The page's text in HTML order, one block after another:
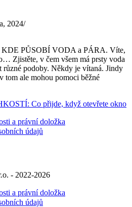
2024
PŮSOBÍ VODA a PÁRA. Víte,
Zjistěte, v čem všem má prsty voda
různé podoby. Někdy je vítaná. Jindy
tom ale mohou pomoci běžné
Co přijde, když otevřete okno
a právní doložka
údajů
- 2022-2026
a právní doložka
údajů